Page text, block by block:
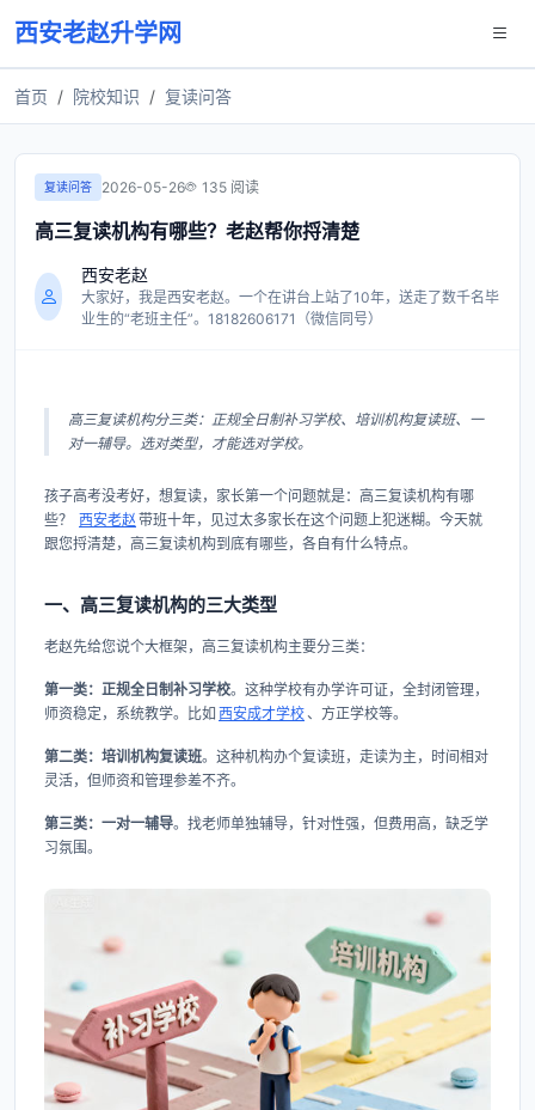
西安老赵升学网
首页 院校知识 复读问答
复读问答 2026-05-26 135 阅读
高三复读机构有哪些？老赵帮你捋清楚
西安老赵
大家好，我是西安老赵。一个在讲台上站了10年，送走了数千名毕
业生的“老班主任”。18182606171（微信同号）
高三复读机构分三类：正规全日制补习学校、培训机构复读班、一
对一辅导。选对类型，才能选对学校。
孩子高考没考好，想复读，家长第一个问题就是：高三复读机构有哪
些？
西安老赵 带班十年，见过太多家长在这个问题上犯迷糊。今天就
跟您捋清楚，高三复读机构到底有哪些，各自有什么特点。
一、高三复读机构的三大类型
老赵先给您说个大框架，高三复读机构主要分三类：
第一类：正规全日制补习学校。这种学校有办学许可证，全封闭管理，
师资稳定，系统教学。比如 西安成才学校、方正学校等。
第二类：培训机构复读班。这种机构办个复读班，走读为主，时间相对
灵活，但师资和管理参差不齐。
第三类：一对一辅导。找老师单独辅导，针对性强，但费用高，缺乏学
习氛围。